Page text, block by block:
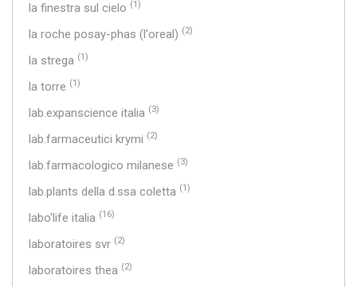
la finestra sul cielo (1)
la roche posay-phas (l'oreal) (2)
la strega (1)
la torre (1)
lab.expanscience italia (3)
lab.farmaceutici krymi (2)
lab.farmacologico milanese (3)
lab.plants della d.ssa coletta (1)
labo'life italia (16)
laboratoires svr (2)
laboratoires thea (2)